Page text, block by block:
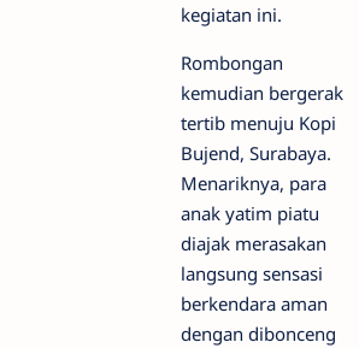
kegiatan ini.
​Rombongan
kemudian bergerak
tertib menuju Kopi
Bujend, Surabaya.
Menariknya, para
anak yatim piatu
diajak merasakan
langsung sensasi
berkendara aman
dengan dibonceng